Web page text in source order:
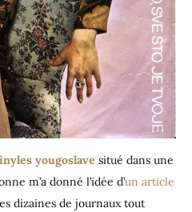
yougoslave situé dans une
m’a donné l’idée d’un article
dizaines de journaux tout